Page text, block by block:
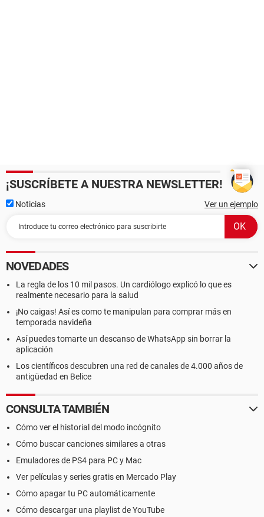
¡SUSCRÍBETE A NUESTRA NEWSLETTER!
Noticias Ver un ejemplo
NOVEDADES
La regla de los 10 mil pasos. Un cardiólogo explicó lo que es
realmente necesario para la salud
¡No caigas! Así es como te manipulan para comprar más en
temporada navideña
Así puedes tomarte un descanso de WhatsApp sin borrar la
aplicación
Los científicos descubren una red de canales de 4.000 años de
antigüedad en Belice
CONSULTA TAMBIÉN
Cómo ver el historial del modo incógnito
Cómo buscar canciones similares a otras
Emuladores de PS4 para PC y Mac
Ver películas y series gratis en Mercado Play
Cómo apagar tu PC automáticamente
Cómo descargar una playlist de YouTube